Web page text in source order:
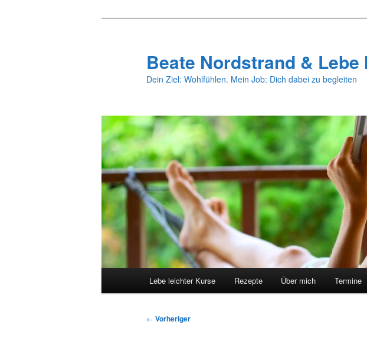
Beate Nordstrand & Lebe
Dein Ziel: Wohlfühlen. Mein Job: Dich dabei zu begleiten
Lebe leichter Kurse Rezepte Über mich Termine
Beitragsnavigation
← Vorheriger